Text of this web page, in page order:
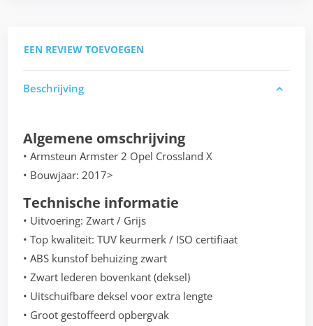
EEN REVIEW TOEVOEGEN
Beschrijving
Algemene omschrijving
• Armsteun Armster 2 Opel Crossland X
• Bouwjaar: 2017>
Technische informatie
• Uitvoering: Zwart / Grijs
• Top kwaliteit: TUV keurmerk / ISO certifiaat
• ABS kunstof behuizing zwart
• Zwart lederen bovenkant (deksel)
• Uitschuifbare deksel voor extra lengte
• Groot gestoffeerd opbergvak